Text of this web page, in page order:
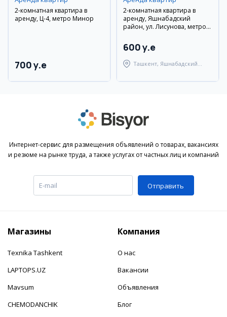
2-комнатная квартира в
аренду, Ц-4, метро Минор
700 y.e
2-комнатная квартира в
аренду, Яшнабадский
район, ул. Лисунова, метро
600 y.e
Ташкент, Яшнабадский
Интернет-сервис для размещения объявлений о товарах, вакансиях
и резюме на рынке труда, а также услугах от частных лиц и компаний
Отправить
Магазины
Texnika Tashkent
LAPTOPS.UZ
Mavsum
CHEMODANCHIK
Компания
О нас
Вакансии
Объявления
Блог